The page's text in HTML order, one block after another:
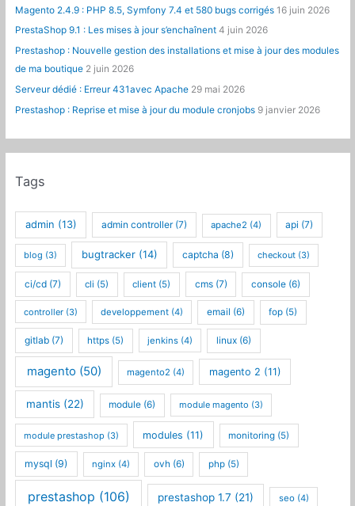
Magento 2.4.9 : PHP 8.5, Symfony 7.4 et 580 bugs corrigés 16 juin 2026
PrestaShop 9.1 : Les mises à jour s’enchaînent 4 juin 2026
Prestashop : Nouvelle gestion des installations et mise à jour des modules
de ma boutique 2 juin 2026
Serveur dédié : Erreur 431avec Apache 29 mai 2026
Prestashop : Reprise et mise à jour du module cronjobs 9 janvier 2026
Tags
admin (13) admin controller(7) apache2 (4) api (7)
blog (3) bugtracker(14) captcha (8) checkout (3)
ci/cd (7) cli (5) client (5) cms(7) console (6)
controller (3) developpement (4) email (6) fop (5)
gitlab (7) https (5) jenkins (4) linux(6)
magento (50) magento2 (4) magento 2 (11)
mantis(22) module (6) module magento (3)
module prestashop (3) modules (11) monitoring (5)
mysql (9) nginx(4) ovh (6) php(5)
prestashop (106) prestashop 1.7 (21) seo(4)